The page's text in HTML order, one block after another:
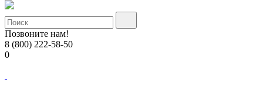
Позвоните нам!
8 (800) 222-58-50
0